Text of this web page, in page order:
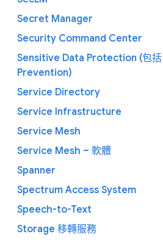
Secret Manager
Security Command Center
Sensitive Data Protection (包
Prevention)
Service Directory
Service Infrastructure
Service Mesh
Service Mesh – 軟體
Spanner
Spectrum Access System
Speech-to-Text
Storage 移轉服務